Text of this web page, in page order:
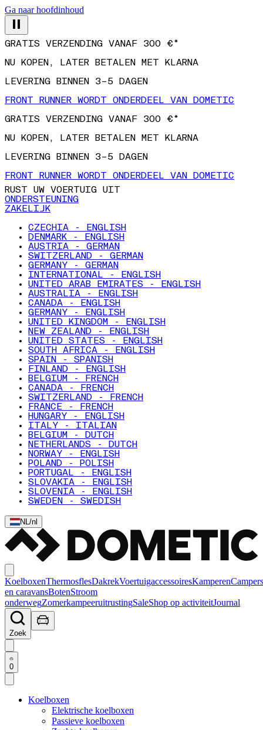
Ga naar hoofdinhoud
GRATIS VERZENDING VANAF 300 €*
NU KOPEN, LATER BETALEN MET KLARNA
LEVERING BINNEN 3–5 DAGEN
FRONT RUNNER WORDT ONDERDEEL VAN DOMETIC
GRATIS VERZENDING VANAF 300 €*
NU KOPEN, LATER BETALEN MET KLARNA
LEVERING BINNEN 3–5 DAGEN
FRONT RUNNER WORDT ONDERDEEL VAN DOMETIC
RUST UW VOERTUIG UIT
ONDERSTEUNING
ZAKELIJK
CZECHIA - ENGLISH
DENMARK - ENGLISH
AUSTRIA - GERMAN
SWITZERLAND - GERMAN
GERMANY - GERMAN
INTERNATIONAL - ENGLISH
UNITED ARAB EMIRATES - ENGLISH
AUSTRALIA - ENGLISH
CANADA - ENGLISH
GERMANY - ENGLISH
UNITED KINGDOM - ENGLISH
NEW ZEALAND - ENGLISH
UNITED STATES - ENGLISH
SOUTH AFRICA - ENGLISH
SPAIN - SPANISH
FINLAND - ENGLISH
BELGIUM - FRENCH
CANADA - FRENCH
SWITZERLAND - FRENCH
FRANCE - FRENCH
HUNGARY - ENGLISH
ITALY - ITALIAN
BELGIUM - DUTCH
NETHERLANDS - DUTCH
NORWAY - ENGLISH
POLAND - POLISH
PORTUGAL - ENGLISH
SLOVAKIA - ENGLISH
SLOVENIA - ENGLISH
SWEDEN - SWEDISH
NL/nl
KoelboxenThermosflesDakrekVoertuigaccessoiresKamperenCampers
en caravansBotenStroom
onderwegZomerkampeeruitrustingSaleShop op activiteitJournal
Zoek
0
Koelboxen
Elektrische koelboxen
Passieve koelboxen